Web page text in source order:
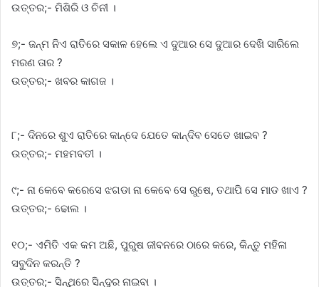
ଉତ୍ତର;- ମିଶିରି ଓ ଚିନୀ ।
୭;- ଜନ୍ମ ନିଏ ରାତିରେ ସକାଳ ହେଲେ ଏ ଦୁଆର ସେ ଦୁଆର ଦେଖି ସାରିଲେ
ମରଣ ତାର ?
ଉତ୍ତର;- ଖବର କାଗଜ ।
୮;- ଦିନରେ ଶୁଏ ରାତିରେ କାନ୍ଦେ ଯେତେ କାନ୍ଦିବ ସେତେ ଖାଇବ ?
ଉତ୍ତର;- ମହମବତୀ ।
୯;- ନା କେବେ କରେସେ ଝଗଡା ନା କେବେ ସେ ରୁଷେ, ତଥାପି ସେ ମାଡ ଖାଏ ?
ଉତ୍ତର;- ଢୋଲ ।
୧୦;- ଏମିତି ଏକ କମ ଅଛି, ପୁରୁଷ ଜୀବନରେ ଠାରେ କରେ, କିନ୍ତୁ ମହିଳା
ସବୁଦିନ କରନ୍ତି ?
ଉତ୍ତର;- ସିନ୍ଥିରେ ସିନ୍ଦୁର ନାଇବା ।